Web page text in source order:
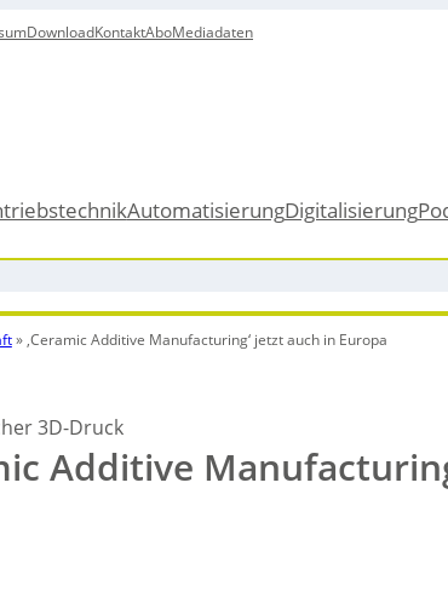
DownloadKontaktAboMediadaten
AutomatisierungDigitalisierung
» ‚Ceramic Additive Manufacturing‘ jetzt auch in Europa
3D-Druck
Additive